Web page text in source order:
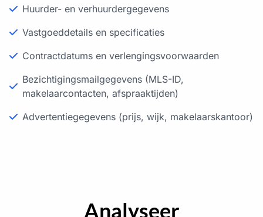
Huurder- en verhuurdergegevens
Vastgoeddetails en specificaties
Contractdatums en verlengingsvoorwaarden
Bezichtigingsmailgegevens (MLS-ID,
makelaarcontacten, afspraaktijden)
Advertentiegegevens (prijs, wijk, makelaarskantoor)
Analyseer